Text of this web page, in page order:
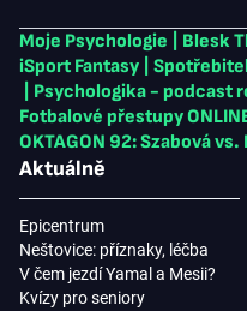
Moje Psychologie Blesk
iSport Fantasy
Psychologika - podcast
Fotbalové přestupy
OKTAGON 92: Szabová vs.
Aktuálně
Epicentrum
Neštovice: příznaky, léčba
V čem jezdí Yamal a Mesii?
Kvízy pro seniory